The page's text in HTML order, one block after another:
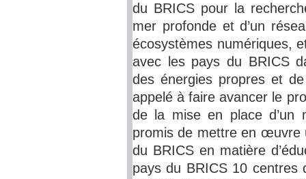
du BRICS pour la
mer profonde et d’un
écosystèmes numériques,
avec les pays du BRICS
des énergies propres et
appelé à faire avancer le
de la mise en place d’un
promis de mettre en œuvre
du BRICS en matière
pays du BRICS 10 centres